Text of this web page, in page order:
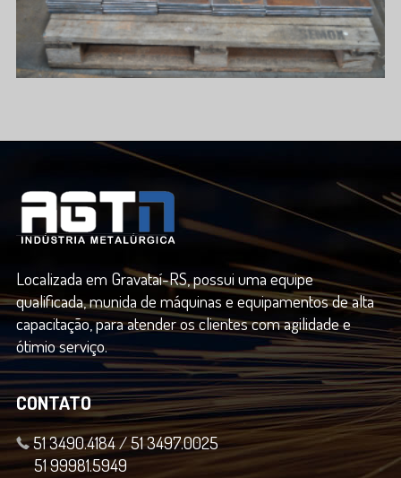
Localizada em Gravataí-RS, possui uma equipe
qualificada, munida de máquinas e equipamentos de alta
capacitação, para atender os clientes com agilidade e
ótimio serviço.
CONTATO
51 3490.4184 / 51 3497.0025
51 99981.5949